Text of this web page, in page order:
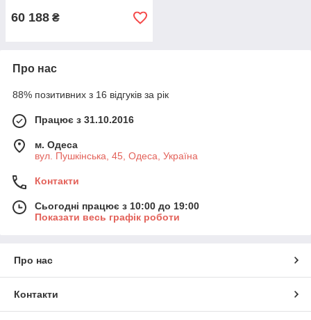
60 188 ₴
Про нас
88% позитивних з 16 відгуків за рік
Працює з 31.10.2016
м. Одеса
вул. Пушкінська, 45, Одеса, Україна
Контакти
Сьогодні працює з 10:00 до 19:00
Показати весь графік роботи
Про нас
Контакти